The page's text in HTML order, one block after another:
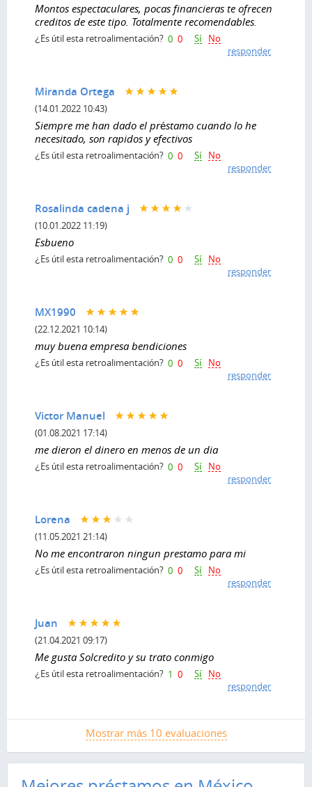
Montos espectaculares, pocas financieras te ofrecen
creditos de este tipo. Totalmente recomendables.
¿Es útil esta retroalimentación? 0 0 Sí No
responder
Miranda Ortega
(14.01.2022 10:43)
Siempre me han dado el préstamo cuando lo he
necesitado, son rapidos y efectivos
¿Es útil esta retroalimentación? 0 0 Sí No
responder
Rosalinda cadena j
(10.01.2022 11:19)
Esbueno
¿Es útil esta retroalimentación? 0 0 Sí No
responder
MX1990
(22.12.2021 10:14)
muy buena empresa bendiciones
¿Es útil esta retroalimentación? 0 0 Sí No
responder
Victor Manuel
(01.08.2021 17:14)
me dieron el dinero en menos de un dia
¿Es útil esta retroalimentación? 0 0 Sí No
responder
Lorena
(11.05.2021 21:14)
No me encontraron ningun prestamo para mi
¿Es útil esta retroalimentación? 0 0 Sí No
responder
Juan
(21.04.2021 09:17)
Me gusta Solcredito y su trato conmigo
¿Es útil esta retroalimentación? 1 0 Sí No
responder
Mostrar más 10 evaluaciones